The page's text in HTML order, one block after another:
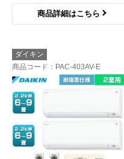
商品詳細はこちら
ダイキン
商品コード ：PAC-403AV-E